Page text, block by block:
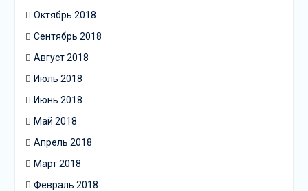
Октябрь 2018
Сентябрь 2018
Август 2018
Июль 2018
Июнь 2018
Май 2018
Апрель 2018
Март 2018
Февраль 2018